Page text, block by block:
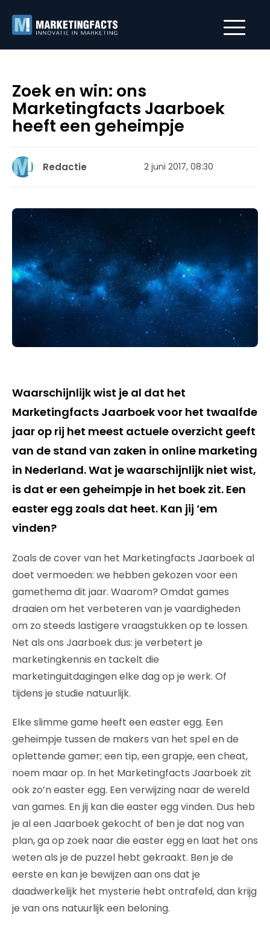
Zoek en win: ons
Marketingfacts Jaarboek
heeft een geheimpje
Redactie 2 juni 2017, 08:30
Waarschijnlijk wist je al dat het
Marketingfacts Jaarboek voor het twaalfde
jaar op rij het meest actuele overzicht geeft
van de stand van zaken in online marketing
in Nederland. Wat je waarschijnlijk niet wist,
is dat er een geheimpje in het boek zit. Een
easter egg zoals dat heet. Kan jij ‘em
vinden?
Zoals de cover van het Marketingfacts Jaarboek al
doet vermoeden: we hebben gekozen voor een
gamethema dit jaar. Waarom? Omdat games
draaien om het verbeteren van je vaardigheden
om zo steeds lastigere vraagstukken op te lossen.
Net als ons Jaarboek dus: je verbetert je
marketingkennis en tackelt die
marketinguitdagingen elke dag op je werk. Of
tijdens je studie natuurlijk.
Elke slimme game heeft een easter egg. Een
geheimpje tussen de makers van het spel en de
oplettende gamer; een tip, een grapje, een cheat,
noem maar op. In het Marketingfacts Jaarboek zit
ook zo’n easter egg. Een verwijzing naar de wereld
van games. En jij kan die easter egg vinden. Dus heb
je al een Jaarboek gekocht of ben je dat nog van
plan, ga op zoek naar die easter egg en laat het ons
weten als je de puzzel hebt gekraakt. Ben je de
eerste en kan je bewijzen aan ons dat je
daadwerkelijk het mysterie hebt ontrafeld, dan krijg
je van ons natuurlijk een beloning.